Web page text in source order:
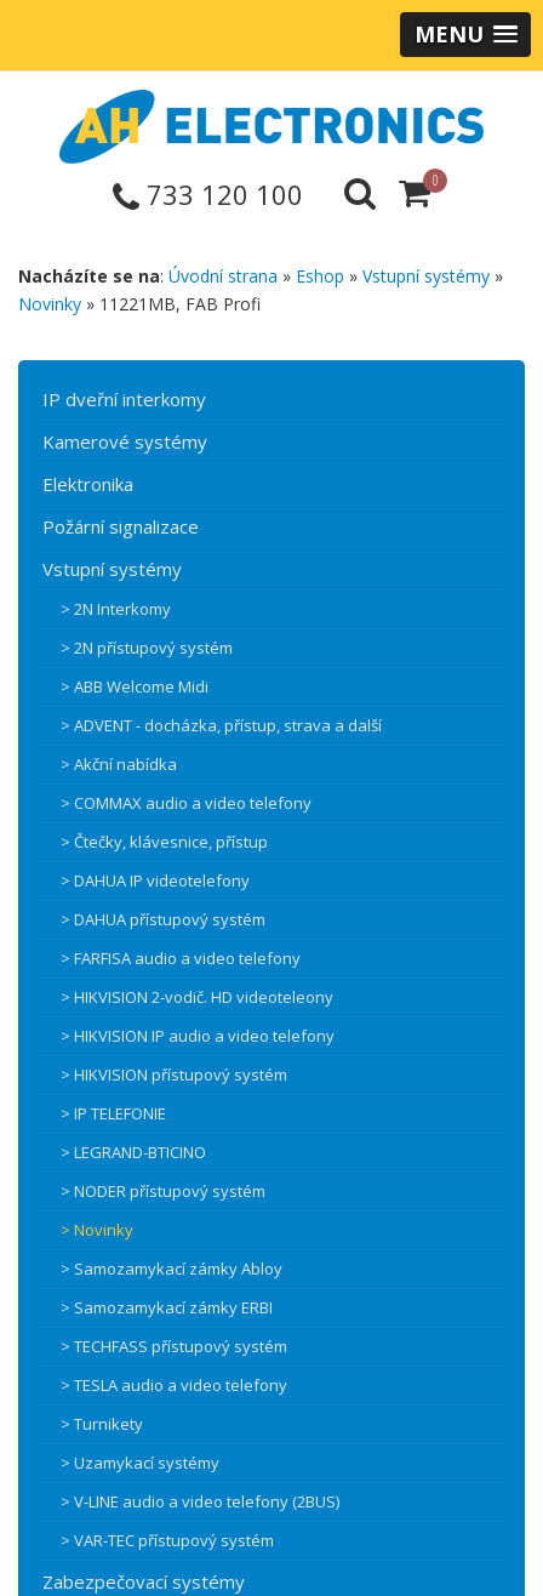
MENU
733 120 100 0
Nacházíte se na: Úvodní strana » Eshop » Vstupní systémy »
Novinky » 11221MB, FAB Profi
IP dveřní interkomy
Kamerové systémy
Elektronika
Požární signalizace
Vstupní systémy
> 2N Interkomy
> 2N přístupový systém
> ABB Welcome Midi
> ADVENT - docházka, přístup, strava a další
> Akční nabídka
> COMMAX audio a video telefony
> Čtečky, klávesnice, přístup
> DAHUA IP videotelefony
> DAHUA přístupový systém
> FARFISA audio a video telefony
> HIKVISION 2-vodič. HD videoteleony
> HIKVISION IP audio a video telefony
> HIKVISION přístupový systém
> IP TELEFONIE
> LEGRAND-BTICINO
> NODER přístupový systém
> Novinky
> Samozamykací zámky Abloy
> Samozamykací zámky ERBI
> TECHFASS přístupový systém
> TESLA audio a video telefony
> Turnikety
> Uzamykací systémy
> V-LINE audio a video telefony (2BUS)
> VAR-TEC přístupový systém
Zabezpečovací systémy